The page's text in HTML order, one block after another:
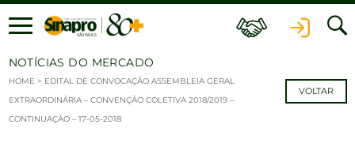
Ir para o conteúdo
NOTÍCIAS DO MERCADO
HOME > EDITAL DE CONVOCAÇÃO ASSEMBLEIA GERAL
EXTRAORDINÁRIA – CONVENÇÃO COLETIVA 2018/2019 –
CONTINUAÇÃO – 17-05-2018
VOLTAR